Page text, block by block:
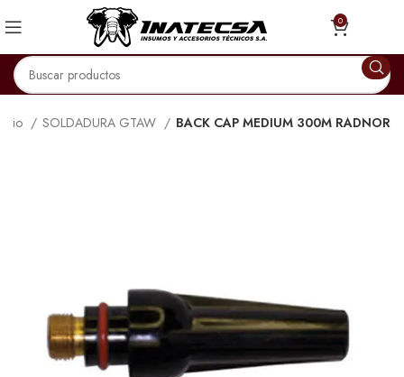
0
SOLDADURA GTAW BACK CAP MEDIUM 300M RADNOR